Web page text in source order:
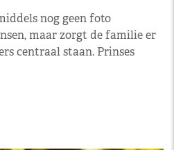
nog geen foto
maar zorgt de familie er
centraal staan. Prinses